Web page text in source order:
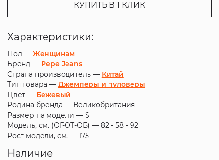
КУПИТЬ В 1 КЛИК
Характеристики:
Пол — Женщинам
Бренд — Pepe Jeans
Страна производитель — Китай
Тип товара — Джемперы и пуловеры
Цвет — Бежевый
Родина бренда — Великобритания
Размер на модели — S
Модель, см. (ОГ-ОТ-ОБ) — 82 - 58 - 92
Рост модели, см. — 175
Наличие